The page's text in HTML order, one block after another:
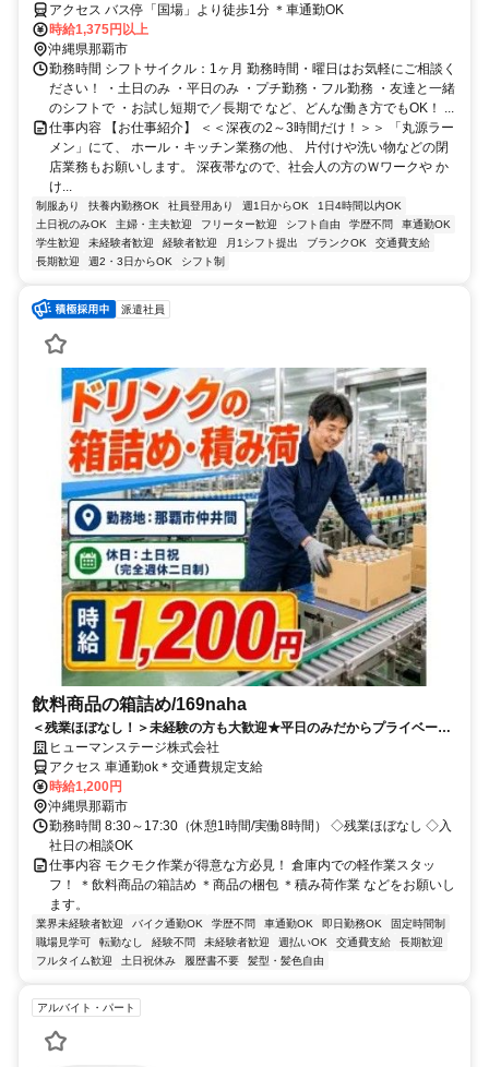
アクセス バス停「国場」より徒歩1分 ＊車通勤OK
時給1,375円以上
沖縄県那覇市
勤務時間 シフトサイクル：1ヶ月 勤務時間・曜日はお気軽にご相談く
ださい！ ・土日のみ ・平日のみ ・プチ勤務・フル勤務 ・友達と一緒
のシフトで ・お試し短期で／長期で など、どんな働き方でもOK！ ...
仕事内容 【お仕事紹介】 ＜＜深夜の2～3時間だけ！＞＞ 「丸源ラー
メン」にて、 ホール・キッチン業務の他、 片付けや洗い物などの閉
店業務もお願いします。 深夜帯なので、社会人の方のＷワークや か
け...
制服あり 扶養内勤務OK 社員登用あり 週1日からOK
1日4時間以内OK
土日祝のみOK
主婦・主夫歓迎 フリーター歓迎 シフト自由 学歴不問
車通勤OK
学生歓迎
未経験者歓迎 経験者歓迎 月1シフト提出 ブランクOK
交通費支給
長期歓迎
週2・3日からOK シフト制
派遣社員
飲料商品の箱詰め/169naha
＜残業ほぼなし！＞未経験の方も大歓迎★平日のみだからプライベート
も充実♪
ヒューマンステージ株式会社
アクセス 車通勤ok＊交通費規定支給
時給1,200円
沖縄県那覇市
勤務時間 8:30～17:30（休憩1時間/実働8時間） ◇残業ほぼなし ◇入
社日の相談OK
仕事内容 モクモク作業が得意な方必見！ 倉庫内での軽作業スタッ
フ！ ＊飲料商品の箱詰め ＊商品の梱包 ＊積み荷作業 などをお願いし
ます。
業界未経験者歓迎 バイク通勤OK 学歴不問 車通勤OK 即日勤務OK
固定時間制
職場見学可
転勤なし 経験不問 未経験者歓迎 週払いOK 交通費支給
長期歓迎
フルタイム歓迎
土日祝休み 履歴書不要 髪型・髪色自由
アルバイト・パート